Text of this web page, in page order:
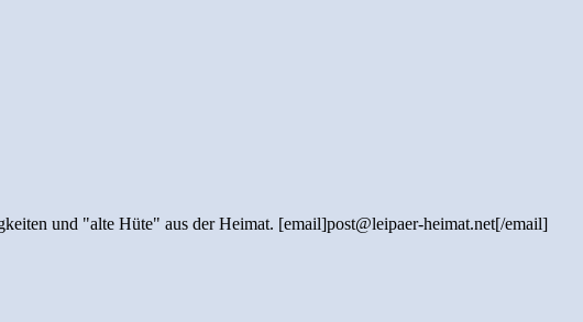
und "alte Hüte" aus der Heimat. [email]post@leipaer-heimat.net[/email]